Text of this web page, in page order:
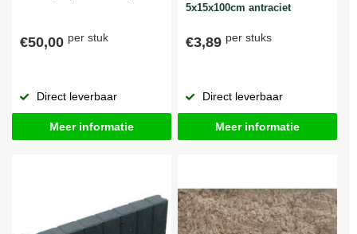
€50,00 per stuk
Direct leverbaar
Meer informatie
5x15x100cm antraciet
€3,89 per stuks
Direct leverbaar
Meer informatie